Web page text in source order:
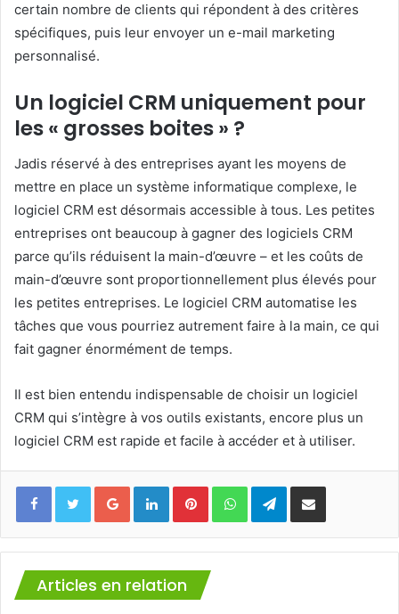
certain nombre de clients qui répondent à des critères
spécifiques, puis leur envoyer un e-mail marketing
personnalisé.
Un logiciel CRM uniquement pour
les « grosses boites » ?
Jadis réservé à des entreprises ayant les moyens de
mettre en place un système informatique complexe, le
logiciel CRM est désormais accessible à tous. Les petites
entreprises ont beaucoup à gagner des logiciels CRM
parce qu’ils réduisent la main-d’œuvre – et les coûts de
main-d’œuvre sont proportionnellement plus élevés pour
les petites entreprises. Le logiciel CRM automatise les
tâches que vous pourriez autrement faire à la main, ce qui
fait gagner énormément de temps.
Il est bien entendu indispensable de choisir un logiciel
CRM qui s’intègre à vos outils existants, encore plus un
logiciel CRM est rapide et facile à accéder et à utiliser.
FacebookTwitterGoogle+LinkedinPinterestWhatsAppTelegramPartager via mail
Articles en relation